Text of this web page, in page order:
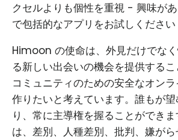
クセルよりも個性を重視 - 興味が
で包括的なアプリをお試しください
Himoon の使命は、外見だけでな
る新しい出会いの機会を提供する
コミュニティのための安全なオン
作りたいと考えています。誰もが
り、常に主導権を握ることができ
は、差別、人種差別、批判、嫌が